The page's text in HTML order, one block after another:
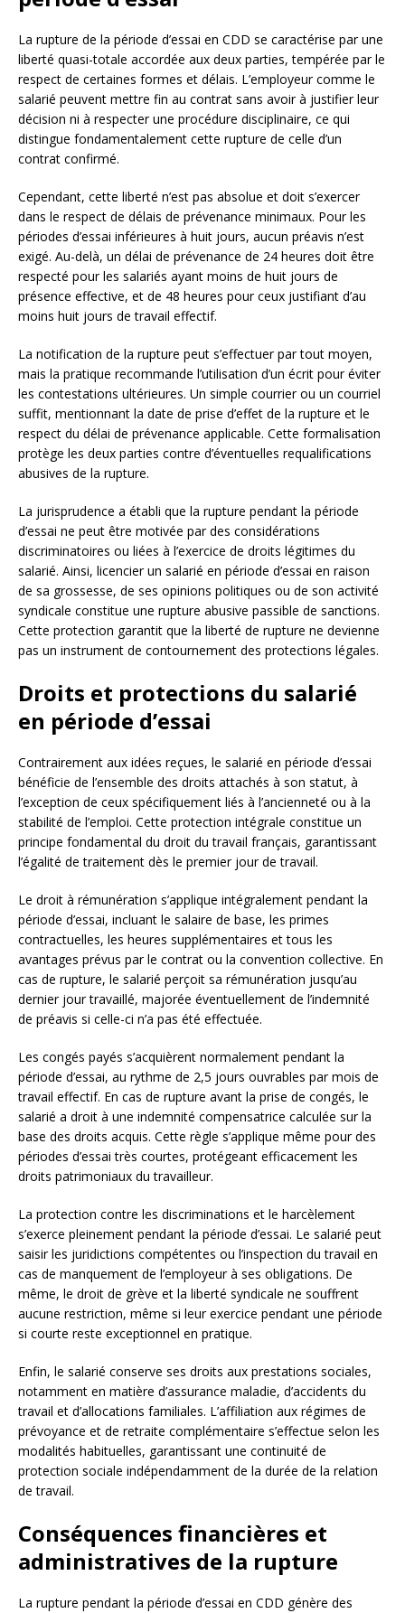
La rupture de la période d’essai en CDD se caractérise par une
liberté quasi-totale accordée aux deux parties, tempérée par le
respect de certaines formes et délais. L’employeur comme le
salarié peuvent mettre fin au contrat sans avoir à justifier leur
décision ni à respecter une procédure disciplinaire, ce qui
distingue fondamentalement cette rupture de celle d’un
contrat confirmé.
Cependant, cette liberté n’est pas absolue et doit s’exercer
dans le respect de délais de prévenance minimaux. Pour les
périodes d’essai inférieures à huit jours, aucun préavis n’est
exigé. Au-delà, un délai de prévenance de 24 heures doit être
respecté pour les salariés ayant moins de huit jours de
présence effective, et de 48 heures pour ceux justifiant d’au
moins huit jours de travail effectif.
La notification de la rupture peut s’effectuer par tout moyen,
mais la pratique recommande l’utilisation d’un écrit pour éviter
les contestations ultérieures. Un simple courrier ou un courriel
suffit, mentionnant la date de prise d’effet de la rupture et le
respect du délai de prévenance applicable. Cette formalisation
protège les deux parties contre d’éventuelles requalifications
abusives de la rupture.
La jurisprudence a établi que la rupture pendant la période
d’essai ne peut être motivée par des considérations
discriminatoires ou liées à l’exercice de droits légitimes du
salarié. Ainsi, licencier un salarié en période d’essai en raison
de sa grossesse, de ses opinions politiques ou de son activité
syndicale constitue une rupture abusive passible de sanctions.
Cette protection garantit que la liberté de rupture ne devienne
pas un instrument de contournement des protections légales.
Droits et protections du salarié
en période d’essai
Contrairement aux idées reçues, le salarié en période d’essai
bénéficie de l’ensemble des droits attachés à son statut, à
l’exception de ceux spécifiquement liés à l’ancienneté ou à la
stabilité de l’emploi. Cette protection intégrale constitue un
principe fondamental du droit du travail français, garantissant
l’égalité de traitement dès le premier jour de travail.
Le droit à rémunération s’applique intégralement pendant la
période d’essai, incluant le salaire de base, les primes
contractuelles, les heures supplémentaires et tous les
avantages prévus par le contrat ou la convention collective. En
cas de rupture, le salarié perçoit sa rémunération jusqu’au
dernier jour travaillé, majorée éventuellement de l’indemnité
de préavis si celle-ci n’a pas été effectuée.
Les congés payés s’acquièrent normalement pendant la
période d’essai, au rythme de 2,5 jours ouvrables par mois de
travail effectif. En cas de rupture avant la prise de congés, le
salarié a droit à une indemnité compensatrice calculée sur la
base des droits acquis. Cette règle s’applique même pour des
périodes d’essai très courtes, protégeant efficacement les
droits patrimoniaux du travailleur.
La protection contre les discriminations et le harcèlement
s’exerce pleinement pendant la période d’essai. Le salarié peut
saisir les juridictions compétentes ou l’inspection du travail en
cas de manquement de l’employeur à ses obligations. De
même, le droit de grève et la liberté syndicale ne souffrent
aucune restriction, même si leur exercice pendant une période
si courte reste exceptionnel en pratique.
Enfin, le salarié conserve ses droits aux prestations sociales,
notamment en matière d’assurance maladie, d’accidents du
travail et d’allocations familiales. L’affiliation aux régimes de
prévoyance et de retraite complémentaire s’effectue selon les
modalités habituelles, garantissant une continuité de
protection sociale indépendamment de la durée de la relation
de travail.
Conséquences financières et
administratives de la rupture
La rupture pendant la période d’essai en CDD génère des